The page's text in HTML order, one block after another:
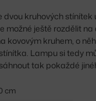
dvou kruhových stínítek
možné ještě rozdělit na
kovovým kruhem, o
Lampu si tedy
tak pokaždé
cm